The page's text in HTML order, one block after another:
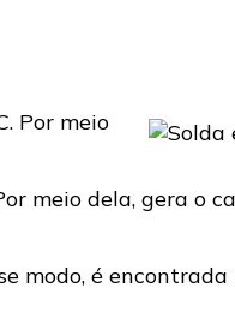
Por meio
meio dela, gera o
modo, é